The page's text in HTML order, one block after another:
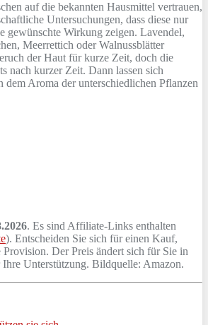
auf die bekannten Hausmittel vertrauen,
Untersuchungen, dass diese nur
gewünschte Wirkung zeigen. Lavendel,
Meerrettich oder Walnussblätter
der Haut für kurze Zeit, doch die
nach kurzer Zeit. Dann lassen sich
Aroma der unterschiedlichen Pflanzen
. Es sind Affiliate-Links enthalten
). Entscheiden Sie sich für einen Kauf,
Der Preis ändert sich für Sie in
Unterstützung. Bildquelle: Amazon.